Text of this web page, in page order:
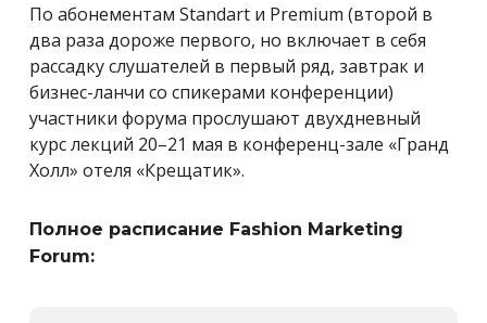
По абонементам Standart и Premium (второй в
два раза дороже первого, но включает в себя
рассадку слушателей в первый ряд, завтрак и
бизнес-ланчи со спикерами конференции)
участники форума прослушают двухдневный
курс лекций 20–21 мая в конференц-зале «Гранд
Холл» отеля «Крещатик».
Полное расписание Fashion Marketing
Forum: